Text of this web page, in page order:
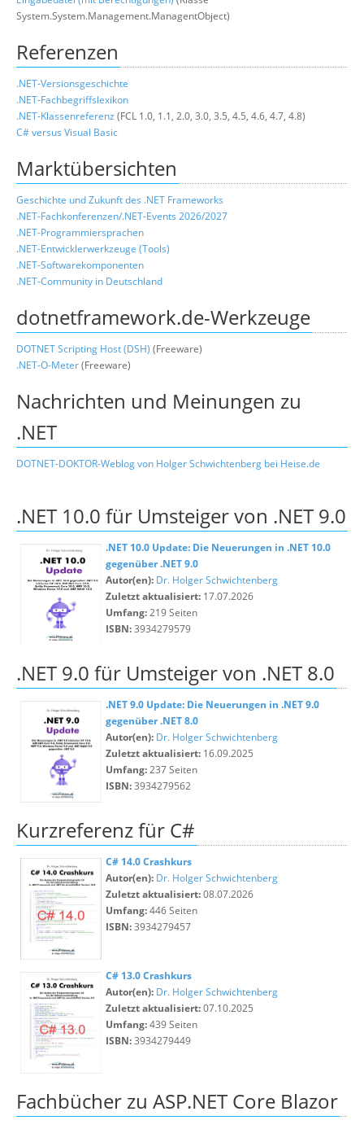
System.System.Management.ManagentObject)
Referenzen
.NET-Versionsgeschichte
.NET-Fachbegriffslexikon
.NET-Klassenreferenz (FCL 1.0, 1.1, 2.0, 3.0, 3.5, 4.5, 4.6, 4.7, 4.8)
C# versus Visual Basic
Marktübersichten
Geschichte und Zukunft des .NET Frameworks
.NET-Fachkonferenzen/.NET-Events 2026/2027
.NET-Programmiersprachen
.NET-Entwicklerwerkzeuge (Tools)
.NET-Softwarekomponenten
.NET-Community in Deutschland
dotnetframework.de-Werkzeuge
DOTNET Scripting Host (DSH) (Freeware)
.NET-O-Meter(Freeware)
Nachrichten und Meinungen zu
.NET
DOTNET-DOKTOR-Weblog von Holger Schwichtenberg bei Heise.de
.NET 10.0 für Umsteiger von .NET 9.0
.NET 10.0 Update: Die Neuerungen in .NET 10.0
gegenüber .NET 9.0
Autor(en): Dr. Holger Schwichtenberg
Zuletzt aktualisiert: 17.07.2026
Umfang:219 Seiten
ISBN:3934279579
.NET 9.0 für Umsteiger von .NET 8.0
.NET 9.0 Update: Die Neuerungen in .NET 9.0
gegenüber .NET 8.0
Autor(en): Dr. Holger Schwichtenberg
Zuletzt aktualisiert: 16.09.2025
Umfang:237 Seiten
ISBN:3934279562
Kurzreferenz für C#
C# 14.0 Crashkurs
Autor(en): Dr. Holger Schwichtenberg
Zuletzt aktualisiert:08.07.2026
Umfang:446 Seiten
ISBN:3934279457
C# 13.0 Crashkurs
Autor(en): Dr. Holger Schwichtenberg
Zuletzt aktualisiert:07.10.2025
Umfang:439 Seiten
ISBN:3934279449
Fachbücher zu ASP.NET Core Blazor